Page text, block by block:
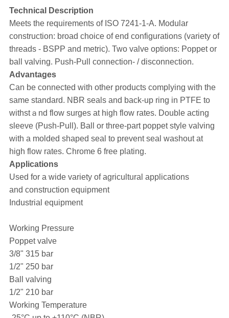
Technical Description
Meets the requirements of ISO 7241-1-A. Modular
construction: broad choice of end configurations (variety of
threads - BSPP and metric). Two valve options: Poppet or
ball valving. Push-Pull connection- / disconnection.
Advantages
Can be connected with other products complying with the
same standard. NBR seals and back-up ring in PTFE to
withstａnd flow surges at high flow rates. Double acting
sleeve (Push-Pull). Ball or three-part poppet style valving
with a molded shaped seal to prevent seal washout at
high flow rates. Chrome 6 free plating.
Applications
Used for a wide variety of agricultural applications
and construction equipment
Industrial equipment
Working Pressure
Poppet valve
3/8" 315 bar
1/2" 250 bar
Ball valving
1/2" 210 bar
Working Temperature